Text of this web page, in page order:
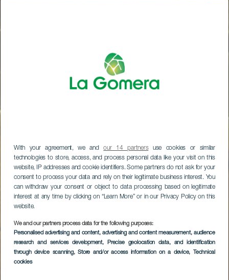
With your agreement, we andour 14 partnersuse cookies or similar
technologies to store, access, and process personal data like your visit on this
website, IP addresses and cookie identifiers. Some partners do not ask for your
consent to process your data and rely on their legitimate business interest. You
can withdraw your consent or object to data processing based on legitimate
interest at any time by clicking on “Learn More” or in our Privacy Policy on this
website.
We and our partners process data for the following purposes:
Personalised advertising and content, advertising and content measurement, audience
research and services development, Precise geolocation data, and identification
through device scanning, Store and/or access information on a device, Technical
cookies